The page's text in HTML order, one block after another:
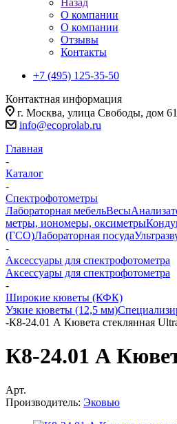
Назад
О компании
О компании
Отзывы
Контакты
+7 (495) 125-35-50
Контактная информация
г. Москва, улица Свободы, дом
info@ecoprolab.ru
Главная
-
Каталог
-
Спектрофотометры
Лабораторная мебельВесы
метры, иономеры, оксиметры
(ГСО)Лабораторная посуда
-
Аксессуары для спектрофотометра
Аксессуары для спектрофотометра
-
Широкие кюветы (КФК)
Узкие кюветы (12,5 мм)
-К8-24.01 А Кювета стеклянная
К8-24.01 А
Арт.
Производитель: Эковью